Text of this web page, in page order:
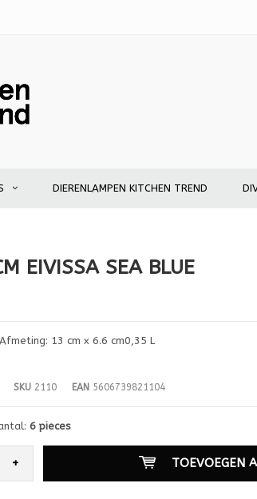
DIERENLAMPEN KITCHEN TREND
EIVISSA SEA BLUE
13 cm x 6.6 cm0,35 L
SKU2110 EAN5606739821104
6 pieces
+ TOEVOEGEN